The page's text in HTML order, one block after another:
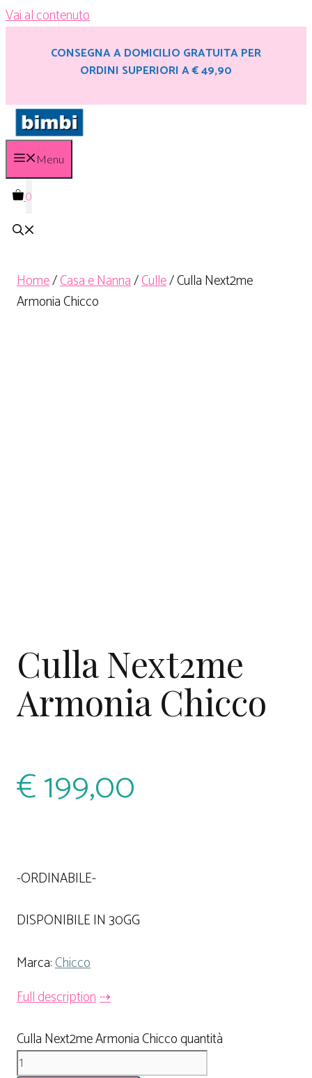
Vai al contenuto
CONSEGNA A DOMICILIO GRATUITA PER
ORDINI SUPERIORI A € 49,90
Menu
0
Home/Casa e Nanna/Culle/ Culla Next2me
Armonia Chicco
Culla Next2me
Armonia Chicco
€199,00
-ORDINABILE-
DISPONIBILE IN 30GG
Marca:Chicco
Full description
Culla Next2me Armonia Chicco quantità